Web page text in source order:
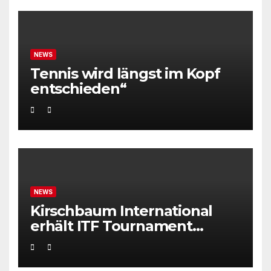
NEWS
Tennis wird längst im Kopf
entschieden“
NEWS
Kirschbaum International
erhält ITF Tournament
Recognition Award 2025